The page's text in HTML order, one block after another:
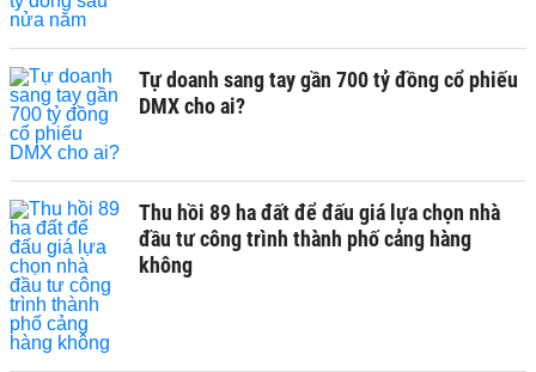
Tự doanh sang tay gần 700 tỷ đồng cổ phiếu
DMX cho ai?
Thu hồi 89 ha đất để đấu giá lựa chọn nhà
đầu tư công trình thành phố cảng hàng
không